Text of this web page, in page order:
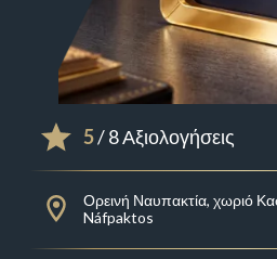
5/ 8 Αξιολογήσεις
Ορεινή Ναυπακτία, χωριό
Náfpaktos